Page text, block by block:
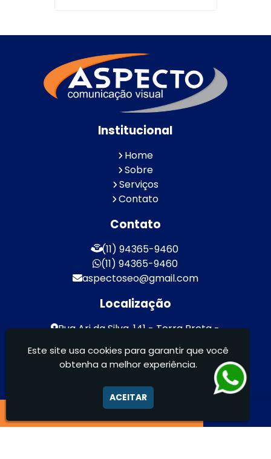
Institucional
Home
Sobre
Serviços
Contato
Contato
(11) 94365-9460
(11) 94365-9460
aspectoseo@gmail.com
Localização
Rua Ari da Silva, 141 - Terra Preta -
Aspecto Comunicação Visual Ltda -
Este site usa cookies para garantir que você
obtenha a melhor experiência.
ACEITAR